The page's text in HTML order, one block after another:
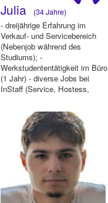
Julia (34 Jahre)
- dreijährige Erfahrung im
Verkauf- und Servicebereich
(Nebenjob während des
Studiums); -
Werkstudententätigkeit im Büro
(1 Jahr) - diverse Jobs bei
InStaff (Service, Hostess,